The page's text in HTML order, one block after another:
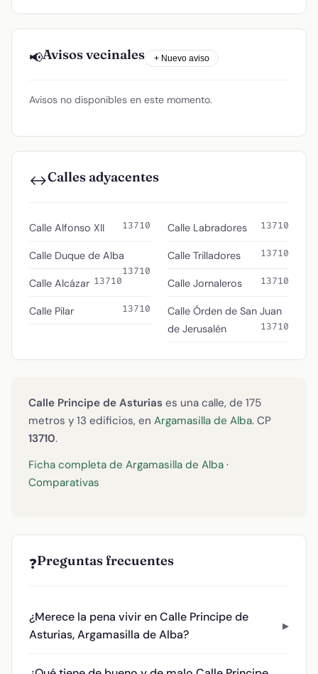
📢Avisos vecinales + Nuevo aviso
Avisos no disponibles en este momento.
↔️Calles adyacentes
Calle Alfonso XII 13710
Calle Duque de Alba
13710
Calle Alcázar 13710
Calle Pilar 13710
Calle Labradores 13710
Calle Trilladores 13710
Calle Jornaleros 13710
Calle Órden de San Juan
de Jerusalén
13710
Calle Principe de Asturias es una calle, de 175
metros y 13 edificios, en Argamasilla de Alba. CP
13710.
Ficha completa de Argamasilla de Alba ·
Comparativas
❓Preguntas frecuentes
¿Merece la pena vivir en Calle Principe de
Asturias, Argamasilla de Alba?